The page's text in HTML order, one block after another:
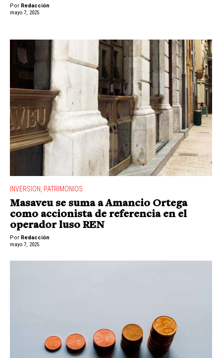
Por Redacción
mayo 7, 2025
INVERSION, PATRIMONIOS
Masaveu se suma a Amancio Ortega
como accionista de referencia en el
operador luso REN
Por Redacción
mayo 7, 2025